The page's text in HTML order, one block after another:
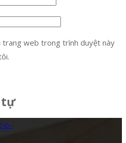
trang web trong trình duyệt này
tự